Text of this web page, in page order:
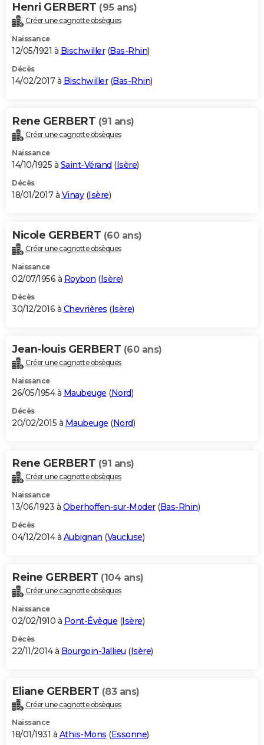
Henri GERBERT (95 ans)
Créer une cagnotte obsèques
Naissance
12/05/1921 à Bischwiller(Bas-Rhin)
Décès
14/02/2017 à Bischwiller(Bas-Rhin)
Rene GERBERT (91 ans)
Créer une cagnotte obsèques
Naissance
14/10/1925 à Saint-Vérand (Isère)
Décès
18/01/2017 à Vinay(Isère)
Nicole GERBERT (60 ans)
Créer une cagnotte obsèques
Naissance
02/07/1956 à Roybon (Isère)
Décès
30/12/2016 à Chevrières (Isère)
Jean-louis GERBERT (60 ans)
Créer une cagnotte obsèques
Naissance
26/05/1954 à Maubeuge (Nord)
Décès
20/02/2015 à Maubeuge (Nord)
Rene GERBERT (91 ans)
Créer une cagnotte obsèques
Naissance
13/06/1923 à Oberhoffen-sur-Moder(Bas-Rhin)
Décès
04/12/2014 à Aubignan (Vaucluse)
Reine GERBERT (104 ans)
Créer une cagnotte obsèques
Naissance
02/02/1910 à Pont-Évêque (Isère)
Décès
22/11/2014 à Bourgoin-Jallieu (Isère)
Eliane GERBERT (83 ans)
Créer une cagnotte obsèques
Naissance
18/01/1931 à Athis-Mons (Essonne)